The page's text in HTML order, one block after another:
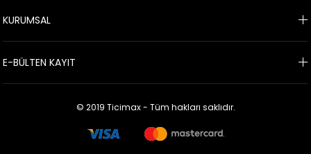
KURUMSAL
E-BÜLTEN KAYIT
© 2019 Ticimax - Tüm hakları saklıdır.